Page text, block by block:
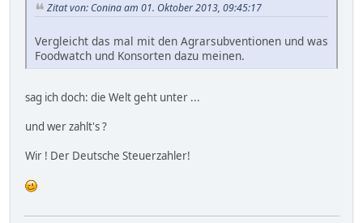
Zitat von: Conina am 01. Oktober 2013, 09:45:17
Vergleicht das mal mit den Agrarsubventionen und was
Foodwatch und Konsorten dazu meinen.
sag ich doch: die Welt geht unter ...
und wer zahlt's ?
Wir ! Der Deutsche Steuerzahler!